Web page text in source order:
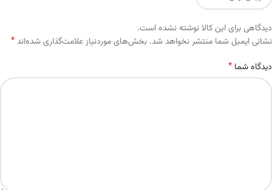
دیدگاهی برای این کالا نوشته نشده است.
نشانی ایمیل شما منتشر نخواهد شد. بخش‌های موردنیاز علامت‌گذاری شده‌اند*
دیدگاه شما *
Alternative: